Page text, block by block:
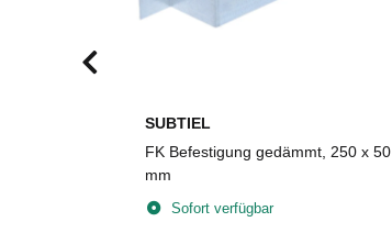
SUBTIEL
FK Befestigung gedämmt, 250 x 50
mm
Sofort verfügbar